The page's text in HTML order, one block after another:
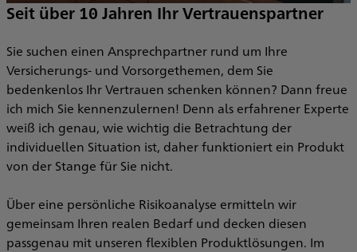
Seit über 10 Jahren Ihr Vertrauenspartner
Sie suchen einen Ansprechpartner rund um Ihre
Versicherungs- und Vorsorgethemen, dem Sie
bedenkenlos Ihr Vertrauen schenken können? Dann freue
ich mich Sie kennenzulernen! Denn als erfahrener Experte
weiß ich genau, wie wichtig die Betrachtung der
individuellen Situation ist, daher funktioniert ein Produkt
von der Stange für Sie nicht.
Über eine persönliche Risikoanalyse ermitteln wir
gemeinsam Ihren realen Bedarf und decken diesen
passgenau mit unseren flexiblen Produktlösungen. Im